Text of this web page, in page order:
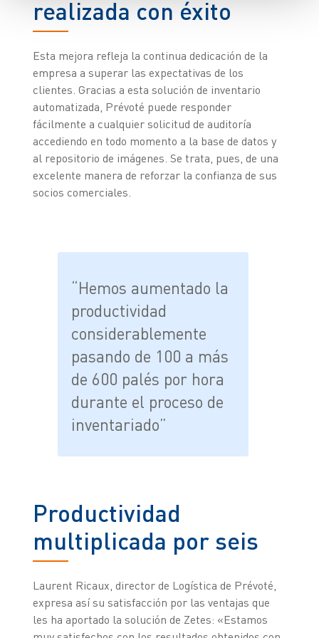
realizada con éxito
Esta mejora refleja la continua dedicación de la
empresa a superar las expectativas de los
clientes. Gracias a esta solución de inventario
automatizada, Prévoté puede responder
fácilmente a cualquier solicitud de auditoría
accediendo en todo momento a la base de datos y
al repositorio de imágenes. Se trata, pues, de una
excelente manera de reforzar la confianza de sus
socios comerciales.
“Hemos aumentado la
productividad
considerablemente
pasando de 100 a más
de 600 palés por hora
durante el proceso de
inventariado”
Productividad
multiplicada por seis
Laurent Ricaux, director de Logística de Prévoté,
expresa así su satisfacción por las ventajas que
les ha aportado la solución de Zetes: «Estamos